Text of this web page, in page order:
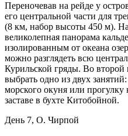
Переночевав на рейде у
его центральной части для
(8 км, набор высоты 450 м).
великолепная панорама
изолированным от океана
можно разглядеть всю
Курильской гряды. Во
выбрать одно из двух
морского окуня или
заставе в бухте Китобойной.
День 7, О. Чирпой